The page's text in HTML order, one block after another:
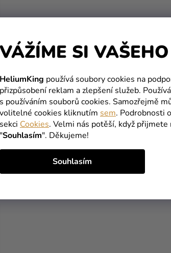
VÁŽÍME SI
HeliumKing používá soubory cookies na
přizpůsobení reklam a zlepšení služeb.
s používáním souborů cookies. Samozřejmě
volitelné cookies kliknutím sem. Podrobnosti
sekci Cookies. Velmi nás potěší, když
"Souhlasím". Děkujeme!
Souhlasím